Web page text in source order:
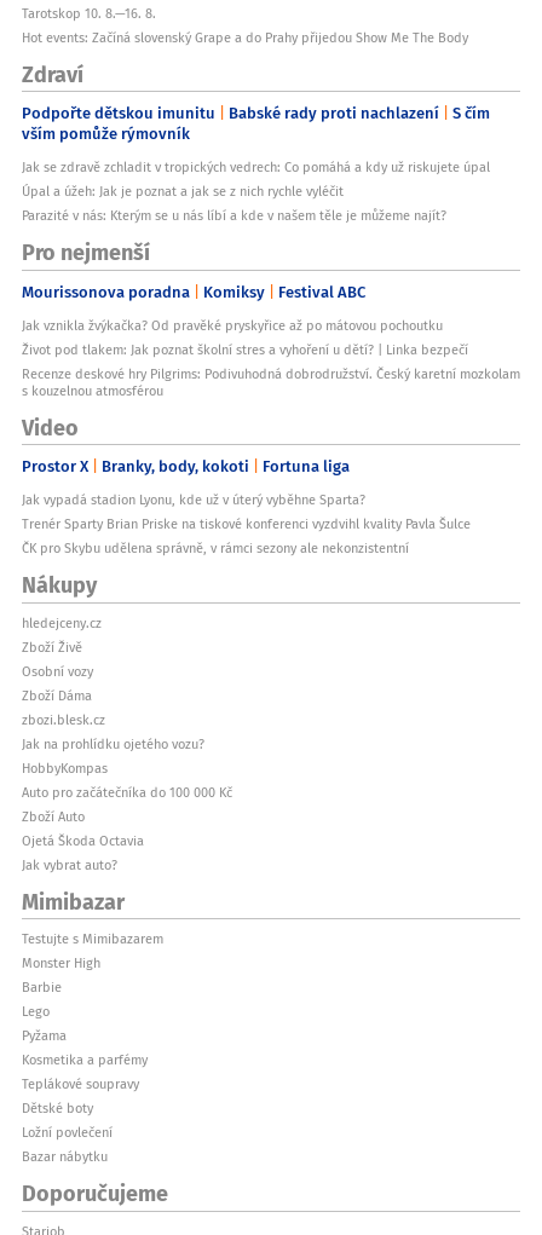
Tarotskop 10. 8.—16. 8.
Hot events: Začíná slovenský Grape a do Prahy přijedou Show Me The Body
Zdraví
Podpořte dětskou imunitu Babské rady proti nachlazení S čím
vším pomůže rýmovník
Jak se zdravě zchladit v tropických vedrech: Co pomáhá a kdy už riskujete úpal
Úpal a úžeh: Jak je poznat a jak se z nich rychle vyléčit
Parazité v nás: Kterým se u nás líbí a kde v našem těle je můžeme najít?
Pro nejmenší
Mourissonova poradna Komiksy Festival ABC
Jak vznikla žvýkačka? Od pravěké pryskyřice až po mátovou pochoutku
Život pod tlakem: Jak poznat školní stres a vyhoření u dětí? | Linka bezpečí
Recenze deskové hry Pilgrims: Podivuhodná dobrodružství. Český karetní mozkolam
s kouzelnou atmosférou
Video
Prostor X Branky, body, kokoti Fortuna liga
Jak vypadá stadion Lyonu, kde už v úterý vyběhne Sparta?
Trenér Sparty Brian Priske na tiskové konferenci vyzdvihl kvality Pavla Šulce
ČK pro Skybu udělena správně, v rámci sezony ale nekonzistentní
Nákupy
hledejceny.cz
Zboží Živě
Osobní vozy
Zboží Dáma
zbozi.blesk.cz
Jak na prohlídku ojetého vozu?
HobbyKompas
Auto pro začátečníka do 100 000 Kč
Zboží Auto
Ojetá Škoda Octavia
Jak vybrat auto?
Mimibazar
Testujte s Mimibazarem
Monster High
Barbie
Lego
Pyžama
Kosmetika a parfémy
Teplákové soupravy
Dětské boty
Ložní povlečení
Bazar nábytku
Doporučujeme